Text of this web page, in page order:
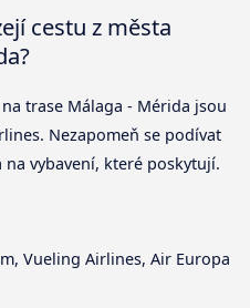
cestu z města
trase Málaga - Mérida jsou
Nezapomeň se podívat
vybavení, které poskytují.
Vueling Airlines, Air Europa